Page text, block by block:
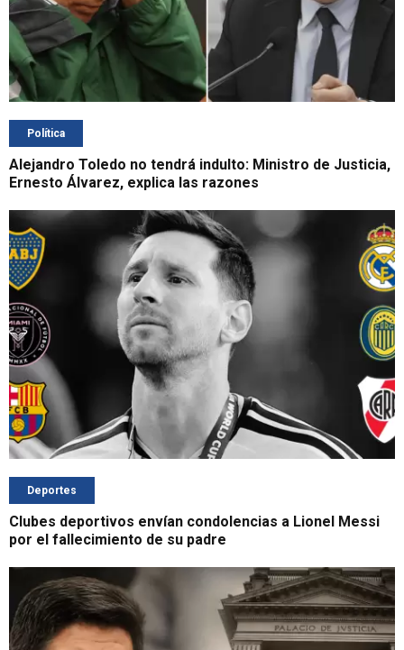
Política
Alejandro Toledo no tendrá indulto: Ministro de Justicia,
Ernesto Álvarez, explica las razones
Deportes
Clubes deportivos envían condolencias a Lionel Messi
por el fallecimiento de su padre